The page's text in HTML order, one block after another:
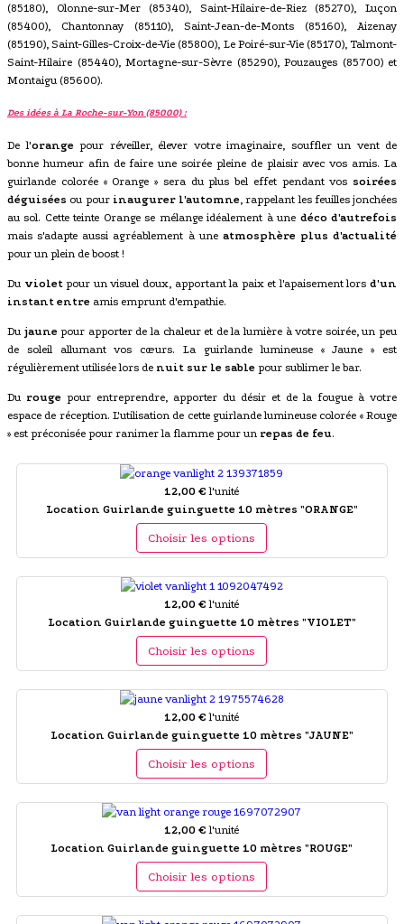
(85180), Olonne-sur-Mer (85340), Saint-Hilaire-de-Riez (85270), Luçon
(85400), Chantonnay (85110), Saint-Jean-de-Monts (85160), Aizenay
(85190), Saint-Gilles-Croix-de-Vie (85800), Le Poiré-sur-Vie (85170), Talmont-
Saint-Hilaire (85440), Mortagne-sur-Sèvre (85290), Pouzauges (85700) et
Montaigu (85600).
Des idées à La Roche-sur-Yon (85000) :
De l'orangepour réveiller, élever votre imaginaire, souffler un vent de
bonne humeur afin de faire une soirée pleine de plaisir avec vos amis. La
guirlande colorée « Orange » sera du plus bel effet pendant vos soirées
déguisées ou pour inaugurer l'automne, rappelant les feuilles jonchées
au sol. Cette teinte Orange se mélange idéalement à une déco d'autrefois
mais s'adapte aussi agréablement à une atmosphère plus d'actualité
pour un plein de boost !
Du violetpour un visuel doux, apportant la paix et l'apaisement lorsd'un
instant entre amis emprunt d'empathie.
Du jaunepour apporter de la chaleur et de la lumière à votre soirée, un peu
de soleil allumant vos cœurs. La guirlande lumineuse « Jaune » est
régulièrement utilisée lors de nuit sur le sable pour sublimer le bar.
Du rouge pour entreprendre, apporter du désir et de la fougue à votre
espace de réception. L'utilisation de cette guirlande lumineuse colorée « Rouge
» est préconisée pour ranimer la flamme pour un repas de feu.
12,00 € l'unité
Location Guirlande guinguette 10 mètres "ORANGE"
Choisir les options
12,00 € l'unité
Location Guirlande guinguette 10 mètres "VIOLET"
Choisir les options
12,00 € l'unité
Location Guirlande guinguette 10 mètres "JAUNE"
Choisir les options
12,00 € l'unité
Location Guirlande guinguette 10 mètres "ROUGE"
Choisir les options